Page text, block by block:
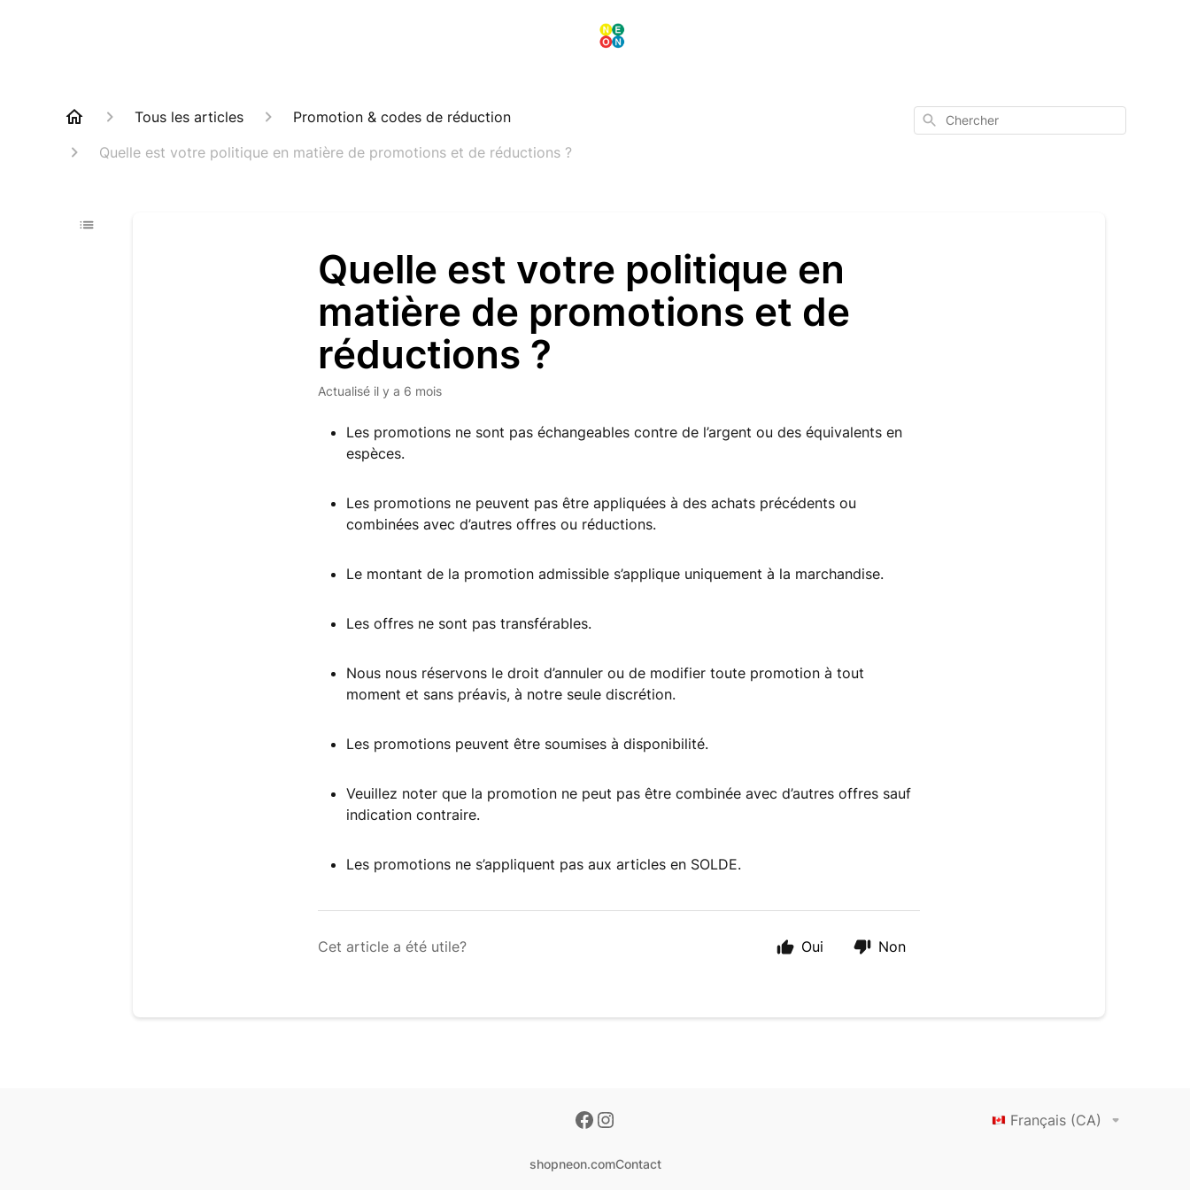
Tous les articles
Promotion & codes de réduction
Quelle est votre politique en matière de promotions et de réductions ?
Chercher
Quelle est votre politique en
matière de promotions et de
réductions ?
Actualisé il y a 6 mois
Les promotions ne sont pas échangeables contre de l’argent ou des équivalents en
espèces.
Les promotions ne peuvent pas être appliquées à des achats précédents ou
combinées avec d’autres offres ou réductions.
Le montant de la promotion admissible s’applique uniquement à la marchandise.
Les offres ne sont pas transférables.
Nous nous réservons le droit d’annuler ou de modifier toute promotion à tout
moment et sans préavis, à notre seule discrétion.
Les promotions peuvent être soumises à disponibilité.
Veuillez noter que la promotion ne peut pas être combinée avec d’autres offres sauf
indication contraire.
Les promotions ne s’appliquent pas aux articles en SOLDE.
Cet article a été utile? Oui Non
shopneon.comContact
Français (CA)